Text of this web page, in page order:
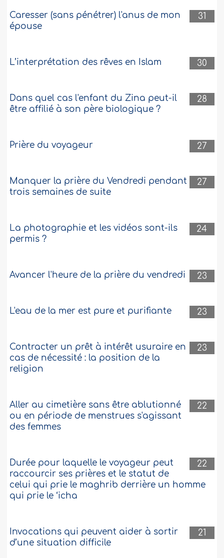
31
Caresser (sans pénétrer) l'anus de mon
épouse
30
L’interprétation des rêves en Islam
28
Dans quel cas l'enfant du Zina peut-il
être affilié à son père biologique ?
27
Prière du voyageur
27
Manquer la prière du Vendredi pendant
trois semaines de suite
24
La photographie et les vidéos sont-ils
permis ?
23
Avancer l'heure de la prière du vendredi
23
L'eau de la mer est pure et purifiante
23
Contracter un prêt à intérêt usuraire en
cas de nécessité : la position de la
religion
22
Aller au cimetière sans être ablutionné
ou en période de menstrues s'agissant
des femmes
22
Durée pour laquelle le voyageur peut
raccourcir ses prières et le statut de
celui qui prie le maghrib derrière un homme
qui prie le ‘icha
21
Invocations qui peuvent aider à sortir
d’une situation difficile